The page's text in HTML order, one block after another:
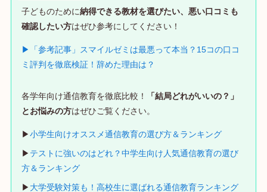
子どものために納得できる教材を選びたい、悪い口コミも
確認したい方はぜひ参考にしてください！
▶「参考記事」スマイルゼミは最悪って本当？15コの口コ
ミ評判を徹底検証！辞めた理由は？
各学年向け通信教育を徹底比較！
「結局どれがいいの？」
とお悩みの方はぜひご覧ください。
▶小学生向けオススメ通信教育の選び方＆ランキング
▶ テストに強いのはどれ？中学生向け人気通信教育の選び
方＆ランキング
▶ 大学受験対策も！高校生に選ばれる通信教育ランキング